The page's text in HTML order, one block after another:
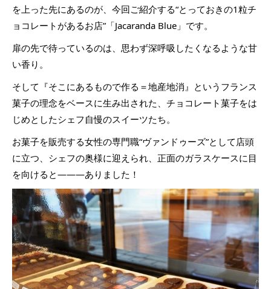
を上った先にあるのが、今回ご紹介する“とっておきの1粒チ
ョコレートがあるお店”「Jacaranda Blue」です。
扉の先で待っているのは、思わず深呼吸したくなるような甘
い香り。
そして『そこにあるもので作る＝地産地消』というフランス
菓子の理念をベースに生み出された、チョコレート菓子をは
じめとしたシェフ自慢のスイーツたち。
お菓子を販売する女性の専門職“ヴァンドゥーズ”として店頭
に立つ、シェフの奥様に迎えられ、正面のガラスケースに目
を向けると―――ありました！